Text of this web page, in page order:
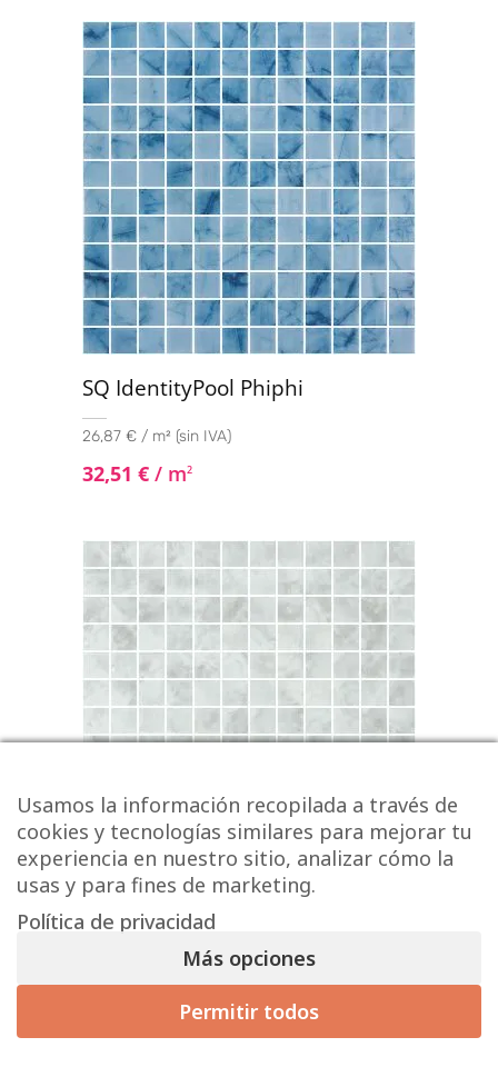
SQ IdentityPool Phiphi
26,87 € / m² (sin IVA)
32,51 € / m2
SQ IdentityPool Seal
26,87 € / m² (sin IVA)
32,51€/ m2
Usamos la información recopilada a través de
cookies y tecnologías similares para mejorar tu
experiencia en nuestro sitio, analizar cómo la
usas y para fines de marketing.
Política de privacidad
Más opciones
Permitir todos